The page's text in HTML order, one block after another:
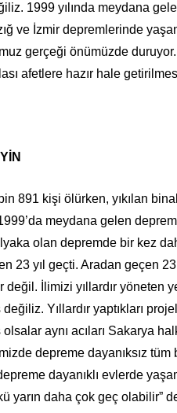
1999 yılında meydana
ve İzmir depremlerinde
gerçeği önümüzde
afetlere hazır hale
891 kişi ölürken, yıkılan
meydana gelen
olan depremde bir kez
23 yıl geçti. Aradan geçen
İlimizi yıllardır yöneten
Yıllardır yaptıkları
aynı acıları Sakarya
depreme dayanıksız
dayanıklı evlerde
yarın daha çok geç olabilir”